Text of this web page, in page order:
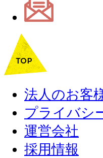
法人のお客
プライバシ
運営会社
採用情報